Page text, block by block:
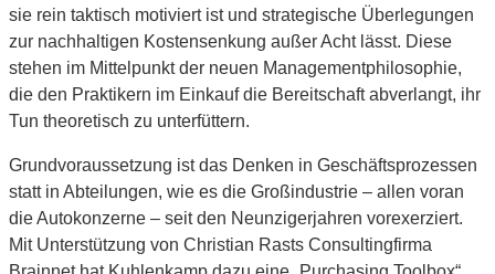
sie rein taktisch motiviert ist und strategische Überlegungen
zur nachhaltigen Kostensenkung außer Acht lässt. Diese
stehen im Mittelpunkt der neuen Managementphilosophie,
die den Praktikern im Einkauf die Bereitschaft abverlangt, ihr
Tun theoretisch zu unterfüttern.
Grundvoraussetzung ist das Denken in Geschäftsprozessen
statt in Abteilungen, wie es die Großindustrie – allen voran
die Autokonzerne – seit den Neunzigerjahren vorexerziert.
Mit Unterstützung von Christian Rasts Consultingfirma